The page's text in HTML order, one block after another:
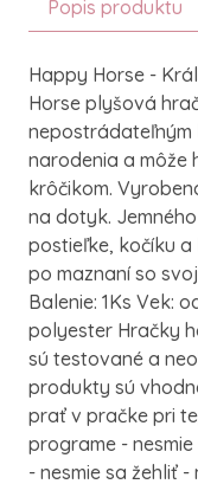
Popis produktu
Happy Horse -
Horse plyšová
narodenia a môže
krôčikom. Vyrobená z hebkého materiálu príjemného
na dotyk.
postieľke, kočíku
po maznaní so svojím
Balenie: 1Ks Vek: od
polyester Hračky holandského výrobcu Happy Horse
sú testované a
produkty sú vhodné
prať v pračke pri teplote maximálne 30 ° C v šetrnom
programe -
-